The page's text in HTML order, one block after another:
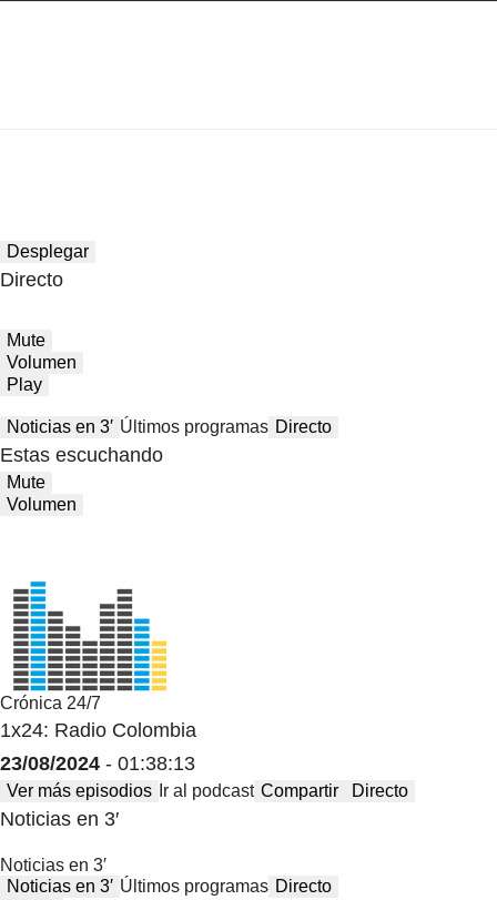
Desplegar
Directo
Mute
Volumen
Play
Noticias en 3′ Últimos programas Directo
Estas escuchando
Mute
Volumen
Crónica 24/7
1x24: Radio Colombia
23/08/2024 - 01:38:13
Ver más episodios Ir al podcast Compartir Directo
Noticias en 3′
Noticias en 3′
Noticias en 3′ Últimos programas Directo